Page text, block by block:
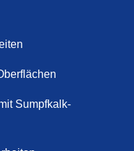
Sumpfkalk-